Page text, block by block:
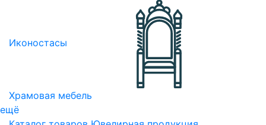
Иконостасы
Храмовая мебель
ещё